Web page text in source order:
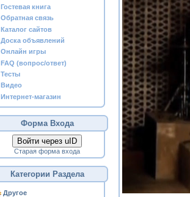
Гостевая книга
Обратная связь
Каталог сайтов
Доска объявлений
Онлайн игры
FAQ (вопрос/ответ)
Тесты
Видео
Интернет-магазин
Форма Входа
Войти через uID
Старая форма входа
Категории Раздела
Другое